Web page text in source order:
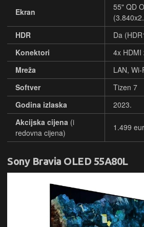
Ekran
55" QD
HDR
Da
Konektori
4x HDMI
Mreža
LAN,
Softver
Tizen 7
Godina izlaska
2023.
Akcijska cijena (i
redovna cijena)
1.499
Sony Bravia OLED 55A80L